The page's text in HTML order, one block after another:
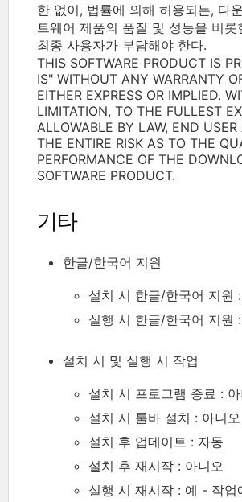
한 없이, 법률에 의해 허용되는, 다
트웨어 제품의 품질 및 성능을 비롯
최종 사용자가 부담해야 한다.
THIS SOFTWARE PRODUCT IS
IS" WITHOUT ANY WARRANTY
EITHER EXPRESS OR IMPLIED.
LIMITATION, TO THE FULLEST
ALLOWABLE BY LAW, END USER
THE ENTIRE RISK AS TO THE
PERFORMANCE OF THE
SOFTWARE PRODUCT.
기타
한글/한국어 지원
설치 시 한글/한국어 지원
실행 시 한글/한국어 지원
설치 시 및 실행 시 작업
설치 시 프로그램 종료 :
설치 시 툴바 설치 : 아니오
설치 후 업데이트 : 자동
설치 후 재시작 : 아니오
실행 시 재시작 : 예 - 작업